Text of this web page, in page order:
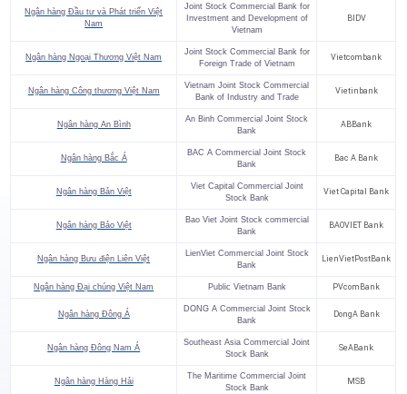
Ngân hàng Đầu tư và Phát triển Việt
Nam
Joint Stock Commercial Bank for
Investment and Development of
Vietnam
BIDV
Ngân hàng Ngoại Thương Việt Nam
Joint Stock Commercial Bank for
Foreign Trade of Vietnam
Vietcombank
Ngân hàng Công thương Việt Nam
Vietnam Joint Stock Commercial
Bank of Industry and Trade
Vietinbank
Ngân hàng An Bình
An Binh Commercial Joint Stock
Bank
ABBank
Ngân hàng Bắc Á
BAC A Commercial Joint Stock
Bank
Bac A Bank
Ngân hàng Bản Việt
Viet Capital Commercial Joint
Stock Bank
Viet Capital Bank
Ngân hàng Bảo Việt
Bao Viet Joint Stock commercial
Bank
BAOVIET Bank
Ngân hàng Bưu điện Liên Việt
LienViet Commercial Joint Stock
Bank
LienVietPostBank
Ngân hàng Đại chúng Việt Nam Public Vietnam Bank PVcomBank
Ngân hàng Đông Á
DONG A Commercial Joint Stock
Bank
DongA Bank
Ngân hàng Đông Nam Á
Southeast Asia Commercial Joint
Stock Bank
SeABank
Ngân hàng Hàng Hải
The Maritime Commercial Joint
Stock Bank
MSB